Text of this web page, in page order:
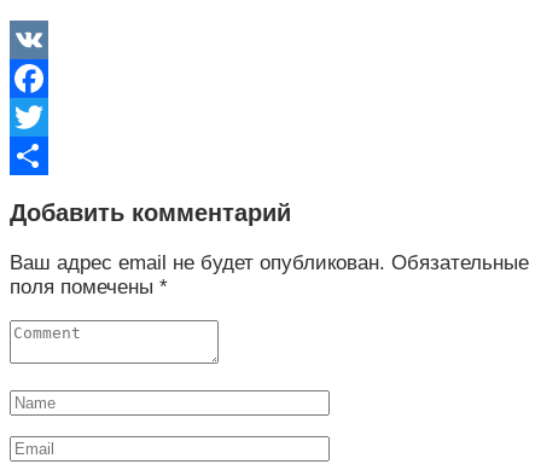
VK
Facebook
Twitter
Добавить комментарий
Ваш адрес email не будет опубликован. Обязательные
поля помечены *